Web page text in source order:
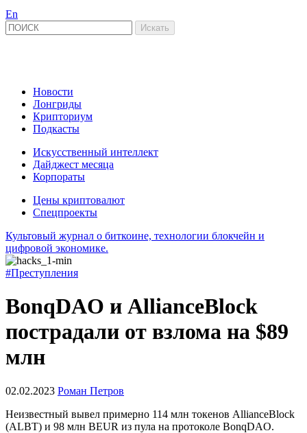
En
Новости
Лонгриды
Крипториум
Подкасты
Искусственный интеллект
Дайджест месяца
Корпораты
Цены криптовалют
Спецпроекты
Культовый журнал о биткоине, технологии блокчейн и
цифровой экономике.
#Преступления
BonqDAO и AllianceBlock
пострадали от взлома на $89
млн
02.02.2023 Роман Петров
Неизвестный вывел примерно 114 млн токенов AllianceBlock
(ALBT) и 98 млн BEUR из пула на протоколе BonqDAO.